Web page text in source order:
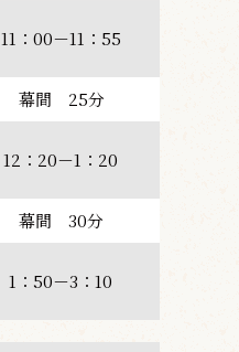
11：00－11：55
幕間 25分
12：20－1：20
幕間 30分
1：50－3：10